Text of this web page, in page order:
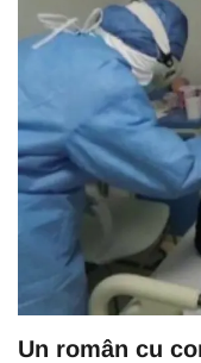
Un român cu